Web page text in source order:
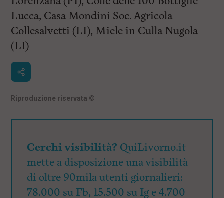
Lucca, Casa Mondini Soc. Agricola
Collesalvetti (LI), Miele in Culla Nugola
(LI)
Riproduzione riservata ©
Cerchi visibilità? QuiLivorno.it
mette a disposizione una visibilità
di oltre 90mila utenti giornalieri:
78.000 su Fb, 15.500 su Ig e 4.700